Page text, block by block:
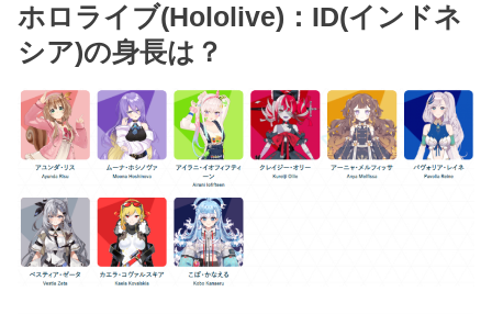
ホロライブ(Hololive)：ID(インドネ
シア)の身長は？